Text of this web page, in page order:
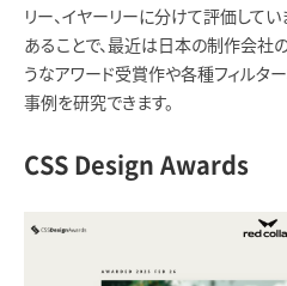
リー、イヤーリーに分けて評価して
あることで、最近は日本の制作会社
うなアワード受賞作や各種フィルタ
事例を研究できます。
CSS Design Awards